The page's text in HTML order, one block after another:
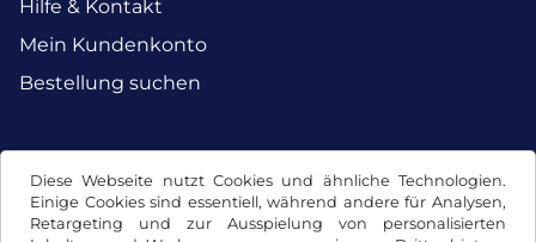
Diese Webseite nutzt Cookies und ähnliche Technologien.
Einige Cookies sind essentiell, während andere für Analysen,
Retargeting und zur Ausspielung von personalisierten
Hilfe & Kontakt
Mein Kundenkonto
Bestellung suchen
Facebook Instagram